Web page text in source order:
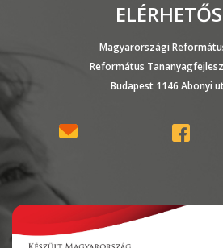
Magyarországi
Református
Budapest 1146 Abonyi